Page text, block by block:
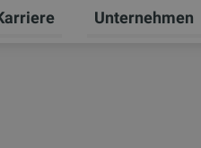
umschalten
fürUntermenü für
Unternehmen